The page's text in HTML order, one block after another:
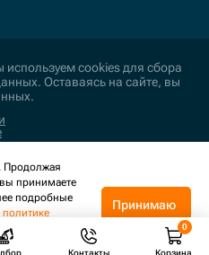
cookies для сбора
Оставаясь на сайте, вы
данных
Контакты Корзина
Продолжая
принимаете
подробные
политике
.
Принимаю